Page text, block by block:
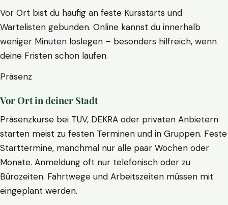
Vor Ort bist du häufig an feste Kursstarts und
Wartelisten gebunden. Online kannst du innerhalb
weniger Minuten loslegen – besonders hilfreich, wenn
deine Fristen schon laufen.
Präsenz
Vor Ort in deiner Stadt
Präsenzkurse bei TÜV, DEKRA oder privaten Anbietern
starten meist zu festen Terminen und in Gruppen. Feste
Starttermine, manchmal nur alle paar Wochen oder
Monate. Anmeldung oft nur telefonisch oder zu
Bürozeiten. Fahrtwege und Arbeitszeiten müssen mit
eingeplant werden.